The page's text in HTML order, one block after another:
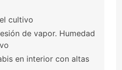
cultivo
de vapor. Humedad
en interior con altas